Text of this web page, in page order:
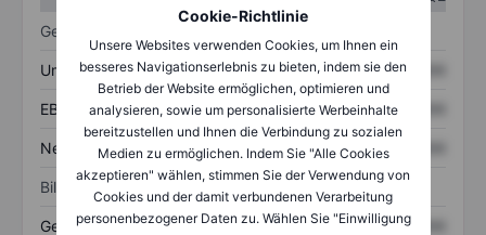
Cookie-Richtlinie
Unsere Websites verwenden Cookies, um Ihnen ein
besseres Navigationserlebnis zu bieten, indem sie den
Betrieb der Website ermöglichen, optimieren und
analysieren, sowie um personalisierte Werbeinhalte
bereitzustellen und Ihnen die Verbindung zu sozialen
Medien zu ermöglichen. Indem Sie "Alle Cookies
akzeptieren" wählen, stimmen Sie der Verwendung von
Cookies und der damit verbundenen Verarbeitung
personenbezogener Daten zu. Wählen Sie "Einwilligung
Gewinn- und Verlustrechnung
Umsatz XXXXXXX XXXXXXX
EBITDA XXXXXXX XXXXXXX
Nettoeinkommen XXXXXXX XXXXXXX
Bilanz
Gesamtvermögen XXXXXXX XXXXXXX